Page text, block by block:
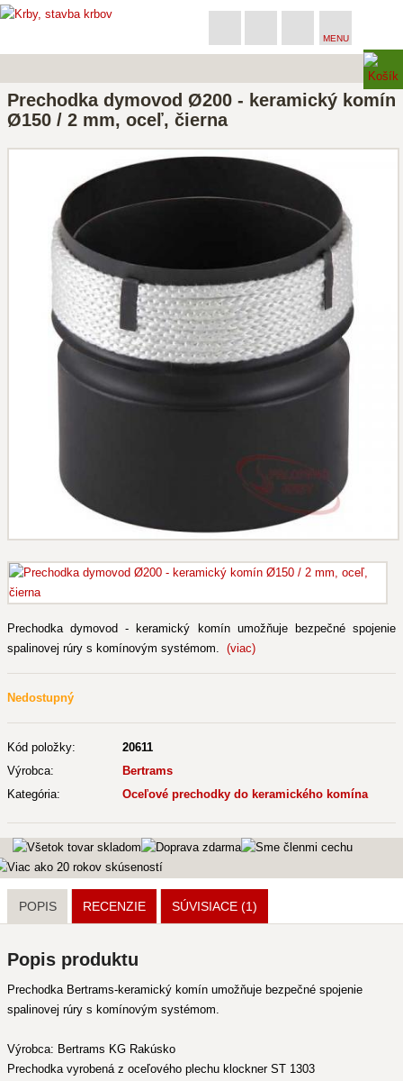
MENU
Prechodka dymovod Ø200 - keramický komín
Ø150 / 2 mm, oceľ, čierna
Prechodka dymovod - keramický komín umožňuje bezpečné spojenie
spalinovej rúry s komínovým systémom. (viac)
Nedostupný
Kód položky:
20611
Výrobca:
Bertrams
Kategória:
Oceľové prechodky do keramického komína
POPIS RECENZIE SÚVISIACE (1)
Popis produktu
Prechodka Bertrams-keramický komín umožňuje bezpečné spojenie
spalinovej rúry s komínovým systémom.
Výrobca: Bertrams KG Rakúsko
Prechodka vyrobená z oceľového plechu klockner ST 1303